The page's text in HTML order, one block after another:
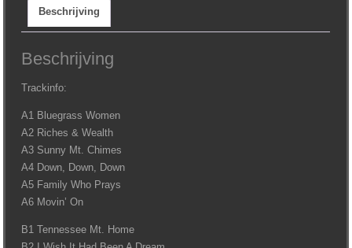
Pinnacle
Boys
aantal
Beschrijving
Beschrijving
Trackinfo:
A1 Bluegrass Women
A2 Riches & Wealth
A3 Sunny Mt. Chimes
A4 Down, Down, Down
A5 Family Who Prays
A6 Movin’ On
B1 Tennessee Mt. Home